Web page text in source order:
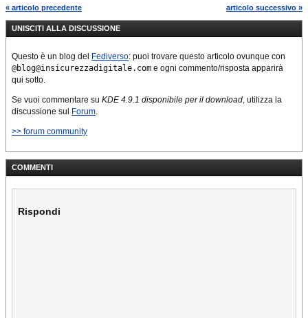
« articolo precedente articolo successivo »
UNISCITI ALLA DISCUSSIONE
Questo è un blog del Fediverso: puoi trovare questo articolo ovunque con
@blog@insicurezzadigitale.com e ogni commento/risposta apparirà
qui sotto.
Se vuoi commentare su KDE 4.9.1 disponibile per il download, utilizza la
discussione sul
Forum.
>> forum community
COMMENTI
Rispondi